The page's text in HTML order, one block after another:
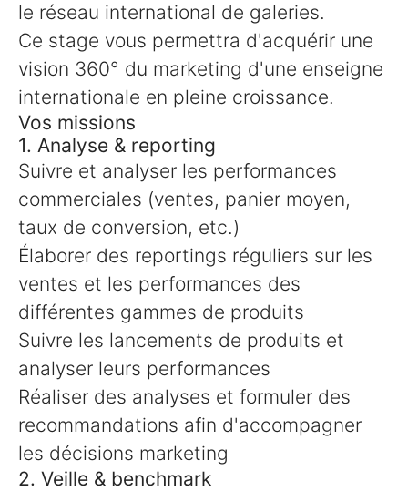
le réseau international de galeries.
Ce stage vous permettra d'acquérir une
vision 360° du marketing d'une enseigne
internationale en pleine croissance.
Vos missions
1. Analyse & reporting
Suivre et analyser les performances
commerciales (ventes, panier moyen,
taux de conversion, etc.)
Élaborer des reportings réguliers sur les
ventes et les performances des
différentes gammes de produits
Suivre les lancements de produits et
analyser leurs performances
Réaliser des analyses et formuler des
recommandations afin d'accompagner
les décisions marketing
2. Veille & benchmark